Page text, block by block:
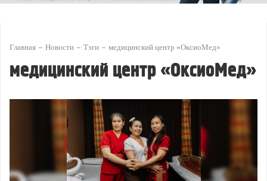
Главная Новости Тэги медицинский центр «ОксиоМед»
медицинский центр «ОксиоМед»